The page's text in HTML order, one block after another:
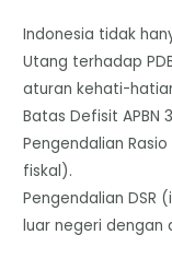
​Indonesia tidak
Utang terhadap
aturan kehati-
​Batas Defisit APBN
​Pengendalian
fiskal).
​Pengendalian DSR
luar negeri dengan